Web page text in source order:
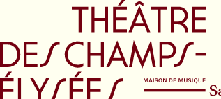
Aller au menu principal